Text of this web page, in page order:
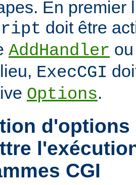
En premier
doit être
AddHandler
ExecCGI
Options.
CGI